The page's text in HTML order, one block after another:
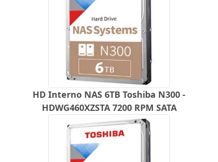
HD Interno NAS 6TB Toshiba N300 -
HDWG460XZSTA 7200 RPM SATA